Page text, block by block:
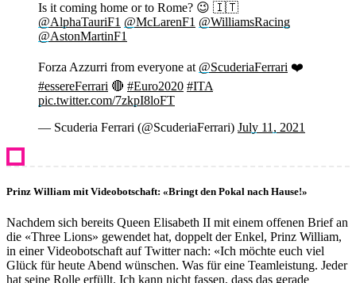
Is it coming home or to Rome? 😉 🇮🇹
@AlphaTauriF1 @McLarenF1 @WilliamsRacing
@AstonMartinF1
Forza Azzurri from everyone at @ScuderiaFerrari ❤️
#essereFerrari 🔴 #Euro2020 #ITA
pic.twitter.com/7zkpI8loFT
— Scuderia Ferrari (@ScuderiaFerrari) July 11, 2021
Prinz William mit Videobotschaft: «Bringt den Pokal nach Hause!»
Nachdem sich bereits Queen Elisabeth II mit einem offenen Brief an
die «Three Lions» gewendet hat, doppelt der Enkel, Prinz William,
in einer Videobotschaft auf Twitter nach: «Ich möchte euch viel
Glück für heute Abend wünschen. Was für eine Teamleistung. Jeder
hat seine Rolle erfüllt. Ich kann nicht fassen, dass das gerade